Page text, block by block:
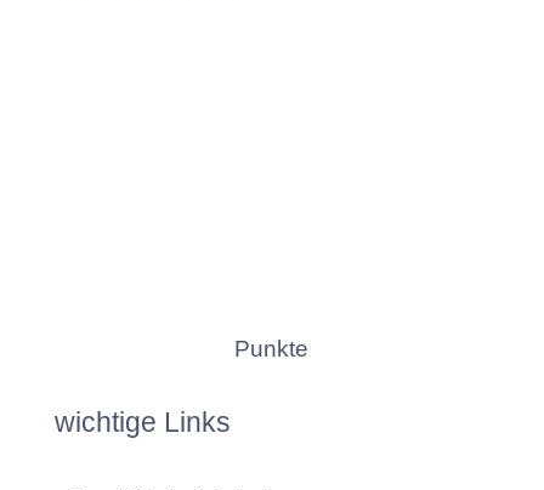
Punkte
wichtige Links